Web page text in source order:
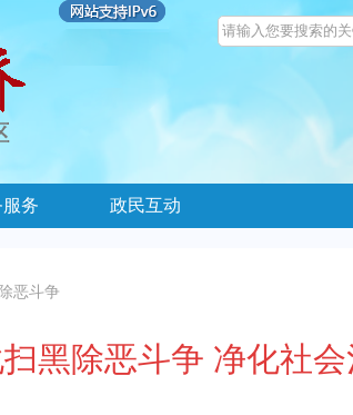
务 政民互动
恶斗争
黑除恶斗争 净化社